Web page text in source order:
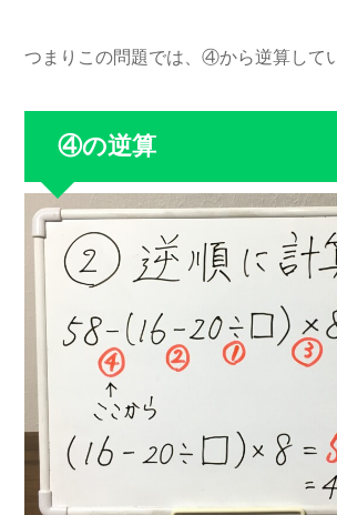
つまりこの問題では、④から逆算して
④の逆算